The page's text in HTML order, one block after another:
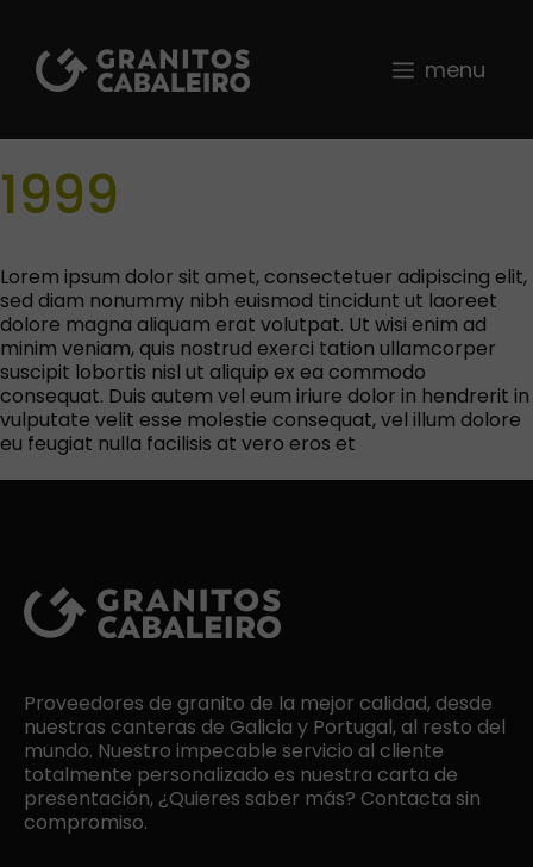
contenido
menu
1999
Lorem ipsum dolor sit amet, consectetuer adipiscing elit,
sed diam nonummy nibh euismod tincidunt ut laoreet
dolore magna aliquam erat volutpat. Ut wisi enim ad
minim veniam, quis nostrud exerci tation ullamcorper
suscipit lobortis nisl ut aliquip ex ea commodo
consequat. Duis autem vel eum iriure dolor in hendrerit in
vulputate velit esse molestie consequat, vel illum dolore
eu feugiat nulla facilisis at vero eros et
Proveedores de granito de la mejor calidad, desde
nuestras canteras de Galicia y Portugal, al resto del
mundo. Nuestro impecable servicio al cliente
totalmente personalizado es nuestra carta de
presentación, ¿Quieres saber más? Contacta sin
compromiso.